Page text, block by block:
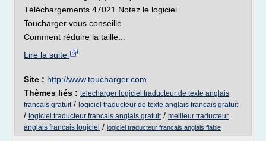
Téléchargements 47021 Notez le logiciel
Toucharger vous conseille
Comment réduire la taille...
Lire la suite
Site : http://www.toucharger.com
Thèmes liés : telecharger logiciel traducteur de texte anglais
francais gratuit/ logiciel traducteur de texte anglais francais gratuit
/ logiciel traducteur francais anglais gratuit/ meilleur traducteur
anglais francais logiciel / logiciel traducteur francais anglais fiable